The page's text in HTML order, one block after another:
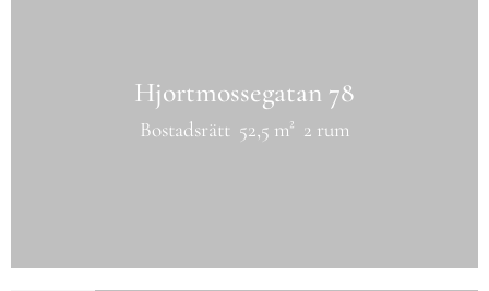
Hjortmossegatan 78
Bostadsrätt 52,5 m² 2 rum